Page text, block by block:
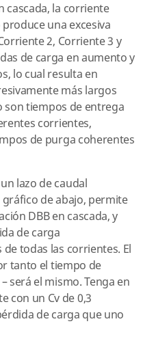
cascada, la corriente
una excesiva
2, Corriente 3 y
de carga en aumento y
lo cual resulta en
más largos
son tiempos de entrega
corrientes,
de purga coherentes
lazo de caudal
de abajo, permite
DBB en cascada, y
de carga
todas las corrientes. El
tanto el tiempo de
será el mismo. Tenga en
con un Cv de 0,3
de carga que uno